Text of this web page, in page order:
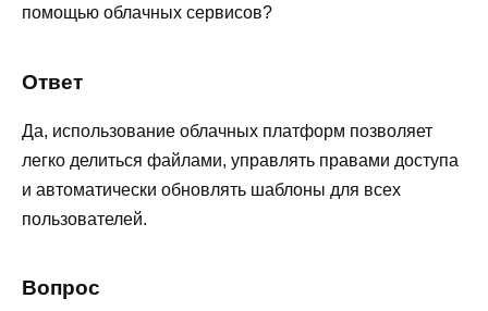
помощью облачных сервисов?
Ответ
Да, использование облачных платформ позволяет
легко делиться файлами, управлять правами доступа
и автоматически обновлять шаблоны для всех
пользователей.
Вопрос